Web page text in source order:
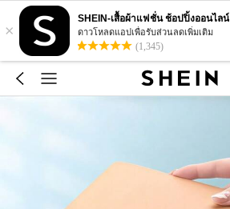
×
SHEIN-เสื้อผ้าแฟชั่น ช้อปปิ้งออนไลน์
ดาวโหลดแอปเพื่อรับส่วนลดเพิ่มเติม
(1,345)